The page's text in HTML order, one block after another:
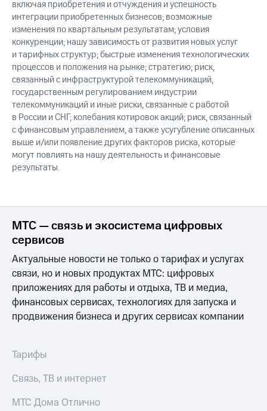
включая приобретения и отчуждения и успешность
интеграции приобретенных бизнесов; возможные
изменения по квартальным результатам; условия
конкуренции; нашу зависимость от развития новых услуг
и тарифных структур; быстрые изменения технологических
процессов и положения на рынке; стратегию; риск,
связанный с инфраструктурой телекоммуникаций,
государственным регулированием индустрии
телекоммуникаций и иные риски, связанные с работой
в России и СНГ; колебания котировок акций; риск, связанный
с финансовым управлением, а также усугубление описанных
выше и/или появление других факторов риска, которые
могут повлиять на нашу деятельность и финансовые
результаты.
МТС — связь и экосистема цифровых
сервисов
Актуальные новости не только о тарифах и услугах
связи, но и новых продуктах МТС: цифровых
приложениях для работы и отдыха, ТВ и медиа,
финансовых сервисах, технологиях для запуска и
продвижения бизнеса и других сервисах компании
Тарифы
Связь, ТВ и интернет
МТС Дома Отлично